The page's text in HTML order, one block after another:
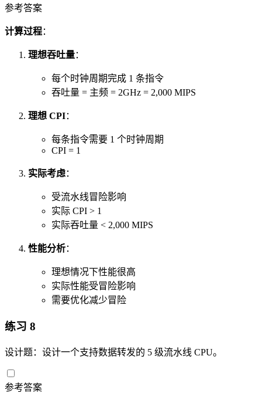
参考答案
计算过程：
理想吞吐量：
每个时钟周期完成 1 条指令
吞吐量 = 主频 = 2GHz = 2,000 MIPS
理想 CPI：
每条指令需要 1 个时钟周期
CPI = 1
实际考虑：
受流水线冒险影响
实际 CPI > 1
实际吞吐量 < 2,000 MIPS
性能分析：
理想情况下性能很高
实际性能受冒险影响
需要优化减少冒险
练习 8
设计题：设计一个支持数据转发的 5 级流水线 CPU。
参考答案